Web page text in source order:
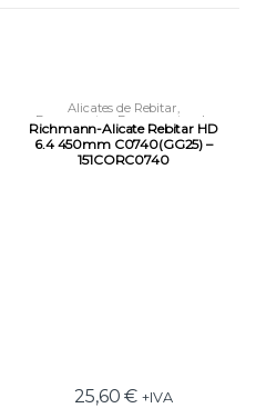
Alicates de Rebitar,
Ferramentas ,Ferramentas de
Fixação
Richmann-Alicate Rebitar HD
6.4 450mm C0740(GG25) –
151CORC0740
25,60€ +IVA